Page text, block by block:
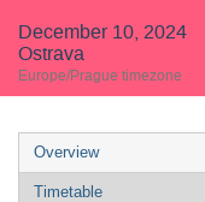
December 10, 2024
Ostrava
Europe/Prague timezone
Event
menu
Overview
Timetable